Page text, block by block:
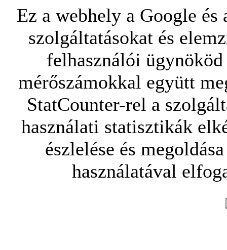
Ez a webhely a Google
szolgáltatásokat és
felhasználói
mérőszámokkal együtt
StatCounter-rel a
használati statisztikák
észlelése és
használatával